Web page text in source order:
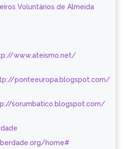
Voluntários de Almeida
www.ateismo.net/
ponteeuropa.blogspot.com/
sorumbatico.blogspot.com/
home#